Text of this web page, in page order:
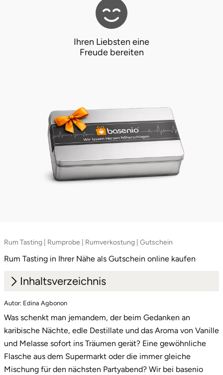
Ihren Liebsten eine
Freude bereiten
Rum Tasting | Rumprobe | Rumverkostung | Gutschein
Rum Tasting in Ihrer Nähe als Gutschein online kaufen
Inhaltsverzeichnis
1. Karibik im Glas: Die Vielfalt des Zuckerrohrs
2. Ein Geschenk, das Eindruck macht: die
exklusive Box
3. Starte jetzt dein nächstes Abenteuer!
Autor: Edina Agbonon
Was schenkt man jemandem, der beim Gedanken an
karibische Nächte, edle Destillate und das Aroma von Vanille
und Melasse sofort ins Träumen gerät? Eine gewöhnliche
Flasche aus dem Supermarkt oder die immer gleiche
Mischung für den nächsten Partyabend? Wir bei basenio
Saarbrücken
Salzgitter
Schongau
Schwabach
Schweinfurt
Schwerin